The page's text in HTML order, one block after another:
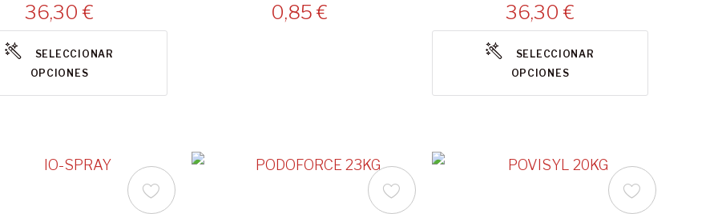
36,30 €
SELECCIONAR
OPCIONES
0,85 € 36,30 €
SELECCIONAR
OPCIONES